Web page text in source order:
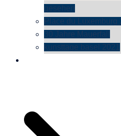
gesehen
Place du Luxemburg
30 Jahre Mauerfall
kunsttage basel 2021